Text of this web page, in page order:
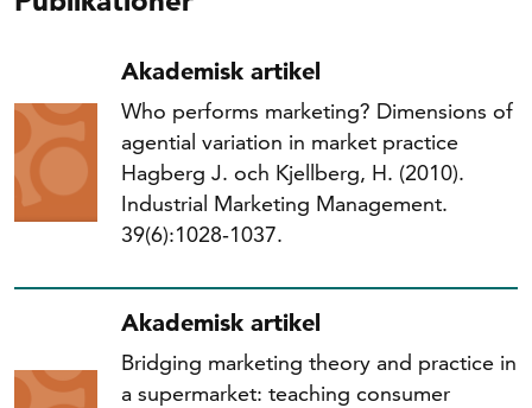
Akademisk artikel
Who performs marketing? Dimensions of
agential variation in market practice
Hagberg J. och Kjellberg, H. (2010).
Industrial Marketing Management.
39(6):1028‐1037.
Akademisk artikel
Bridging marketing theory and practice in
a supermarket: teaching consumer